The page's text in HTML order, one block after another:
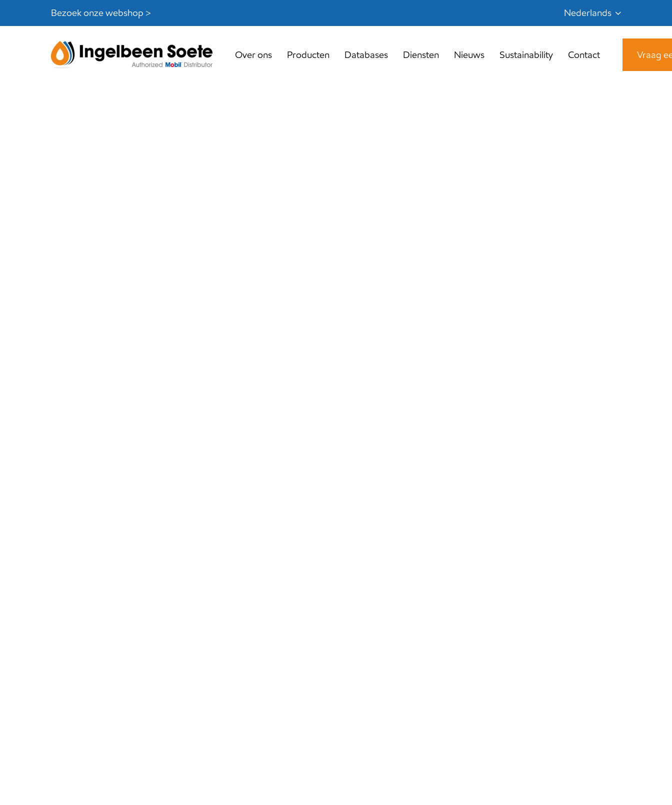
links
to
Bezoek onze webshop > Nederlands
Over ons Producten Databases Diensten Nieuws Sustainability Contact Vraag